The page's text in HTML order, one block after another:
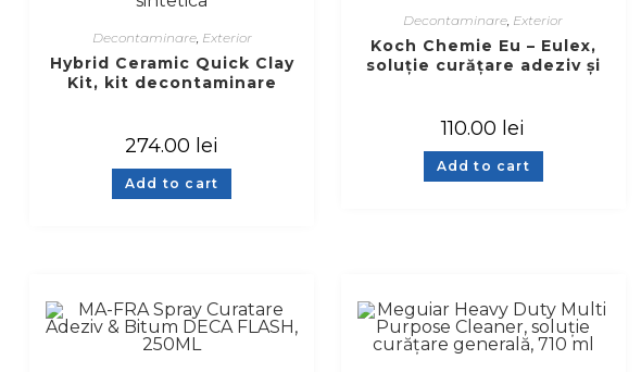
Decontaminare, Exterior
Hybrid Ceramic Quick Clay
Kit, kit decontaminare
274.00 lei
Add to cart
Decontaminare, Exterior
Koch Chemie Eu – Eulex,
soluție curățare adeziv și
110.00 lei
Add to cart